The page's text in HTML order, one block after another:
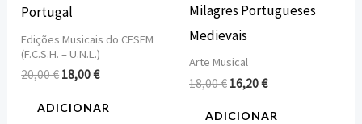
Portugal
Edições Musicais do CESEM
(F.C.S.H. – U.N.L.)
20,00€ 18,00€
ADICIONAR
Milagres Portugueses
Medievais
Arte Musical
18,00€ 16,20€
ADICIONAR